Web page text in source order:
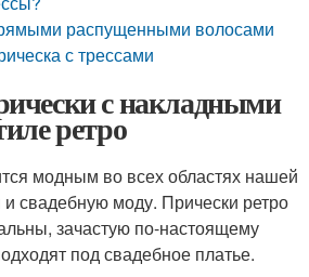
распущенными волосами
с трессами
с накладными
ретро
модным во всех областях нашей
свадебную моду. Прически ретро
зачастую по-настоящему
под свадебное платье.